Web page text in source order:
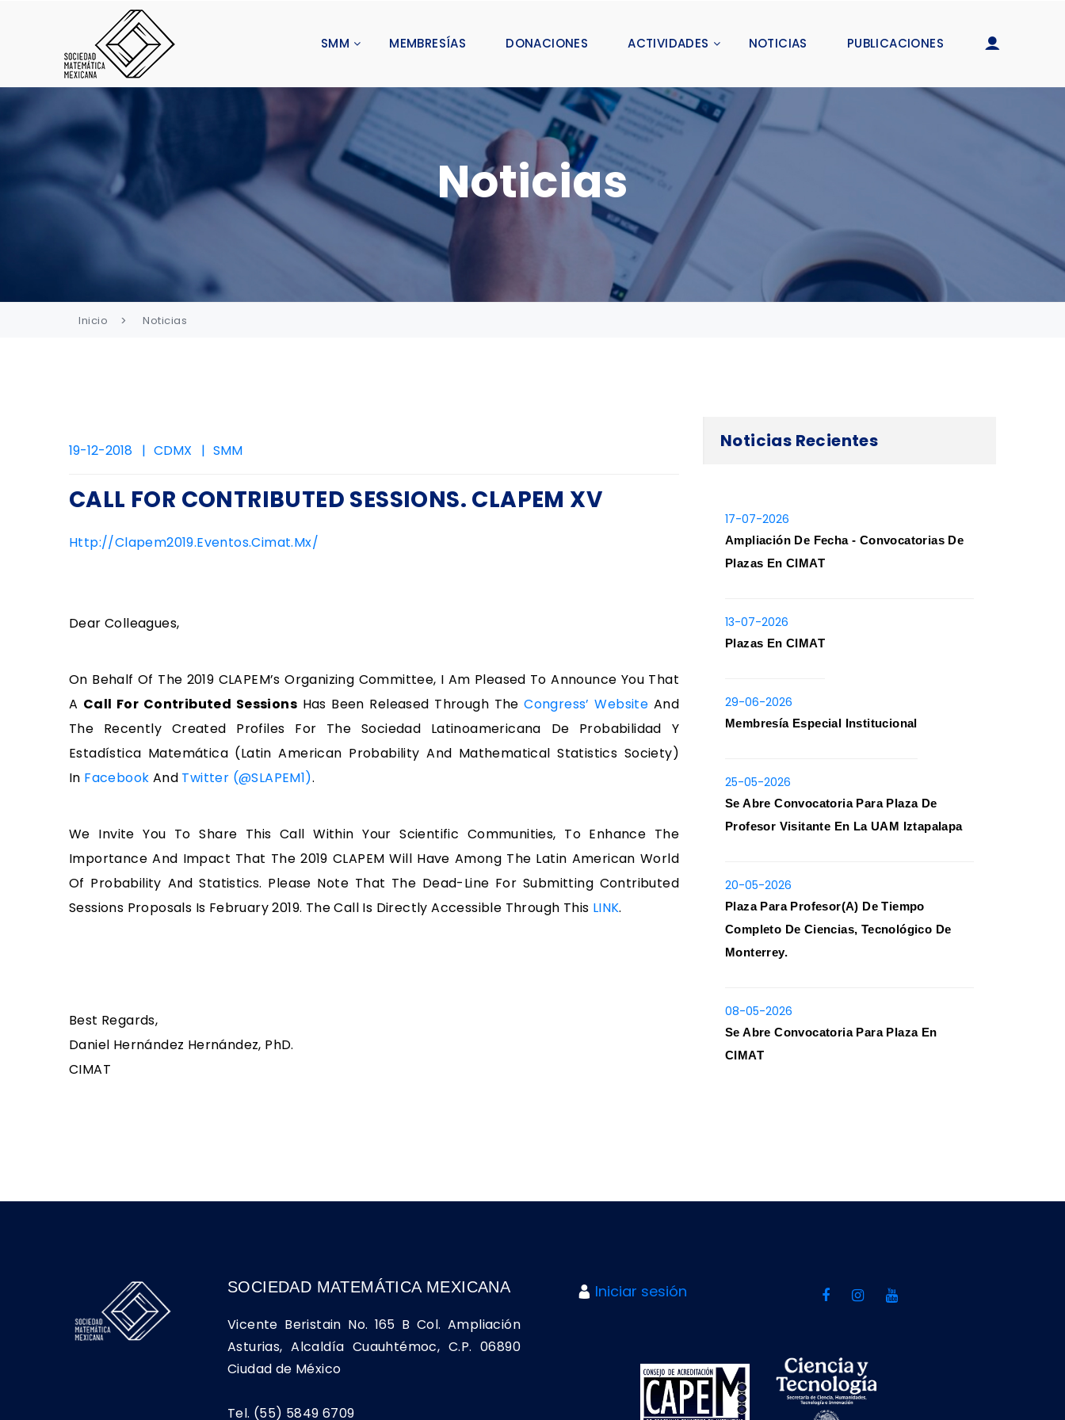
SMM MEMBRESÍAS DONACIONES ACTIVIDADES NOTICIAS PUBLICACIONES
Noticias
Inicio Noticias
19-12-2018 CDMX SMM
CALL FOR CONTRIBUTED SESSIONS. CLAPEM XV
Http://clapem2019.eventos.cimat.mx/
Dear Colleagues,
On Behalf Of The 2019 CLAPEM’s Organizing Committee, I Am Pleased To Announce You That
A Call For Contributed Sessions Has Been Released Through TheCongress’ Website And
The Recently Created Profiles For The Sociedad Latinoamericana De Probabilidad Y
Estadística Matemática (Latin American Probability And Mathematical Statistics Society)
In Facebook And Twitter (@SLAPEM1).
We Invite You To Share This Call Within Your Scientific Communities, To Enhance The
Importance And Impact That The 2019 CLAPEM Will Have Among The Latin American World
Of Probability And Statistics. Please Note That The Dead-Line For Submitting Contributed
Sessions Proposals Is February 2019. The Call Is Directly Accessible Through This LINK.
Best Regards,
Daniel Hernández Hernández, PhD.
CIMAT
Noticias Recientes
17-07-2026
Ampliación De Fecha - Convocatorias De
Plazas En CIMAT
13-07-2026
Plazas En CIMAT
29-06-2026
Membresía Especial Institucional
25-05-2026
Se Abre Convocatoria Para Plaza De
Profesor Visitante En La UAM Iztapalapa
20-05-2026
Plaza Para Profesor(a) De Tiempo
Completo De Ciencias, Tecnológico De
Monterrey.
08-05-2026
Se Abre Convocatoria Para Plaza En
CIMAT
SOCIEDAD MATEMÁTICA MEXICANA
Vicente Beristain No. 165 B Col. Ampliación
Asturias, Alcaldía Cuauhtémoc, C.P. 06890
Ciudad de México
Tel. (55) 5849 6709
Iniciar sesión